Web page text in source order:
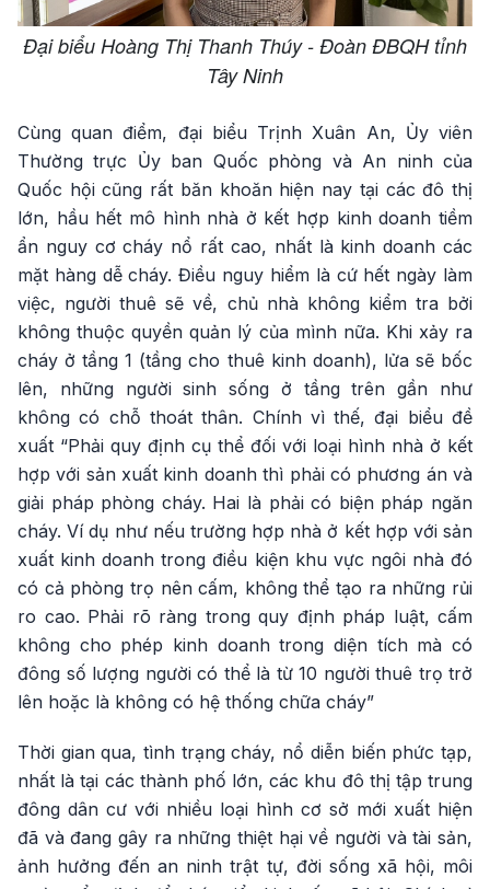
Đại biểu Hoàng Thị Thanh Thúy - Đoàn ĐBQH tỉnh
Tây Ninh
Cùng quan điểm, đại biểu Trịnh Xuân An, Ủy viên
Thường trực Ủy ban Quốc phòng và An ninh của
Quốc hội cũng rất băn khoăn hiện nay tại các đô thị
lớn, hầu hết mô hình nhà ở kết hợp kinh doanh tiềm
ẩn nguy cơ cháy nổ rất cao, nhất là kinh doanh các
mặt hàng dễ cháy. Điều nguy hiểm là cứ hết ngày làm
việc, người thuê sẽ về, chủ nhà không kiểm tra bởi
không thuộc quyền quản lý của mình nữa. Khi xảy ra
cháy ở tầng 1 (tầng cho thuê kinh doanh), lửa sẽ bốc
lên, những người sinh sống ở tầng trên gần như
không có chỗ thoát thân. Chính vì thế, đại biểu đề
xuất “Phải quy định cụ thể đối với loại hình nhà ở kết
hợp với sản xuất kinh doanh thì phải có phương án và
giải pháp phòng cháy. Hai là phải có biện pháp ngăn
cháy. Ví dụ như nếu trường hợp nhà ở kết hợp với sản
xuất kinh doanh trong điều kiện khu vực ngôi nhà đó
có cả phòng trọ nên cấm, không thể tạo ra những rủi
ro cao. Phải rõ ràng trong quy định pháp luật, cấm
không cho phép kinh doanh trong diện tích mà có
đông số lượng người có thể là từ 10 người thuê trọ trở
lên hoặc là không có hệ thống chữa cháy”
Thời gian qua, tình trạng cháy, nổ diễn biến phức tạp,
nhất là tại các thành phố lớn, các khu đô thị tập trung
đông dân cư với nhiều loại hình cơ sở mới xuất hiện
đã và đang gây ra những thiệt hại về người và tài sản,
ảnh hưởng đến an ninh trật tự, đời sống xã hội, môi